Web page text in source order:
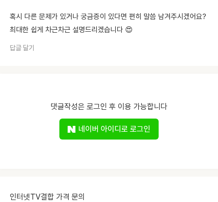
혹시 다른 문제가 있거나 궁금증이 있다면 편히 말씀 남겨주시겠어요?
최대한 쉽게 차근차근 설명드리겠습니다 😍
답글 달기
댓글작성은 로그인 후 이용 가능합니다
네이버 아이디로 로그인
인터넷TV결합 가격 문의